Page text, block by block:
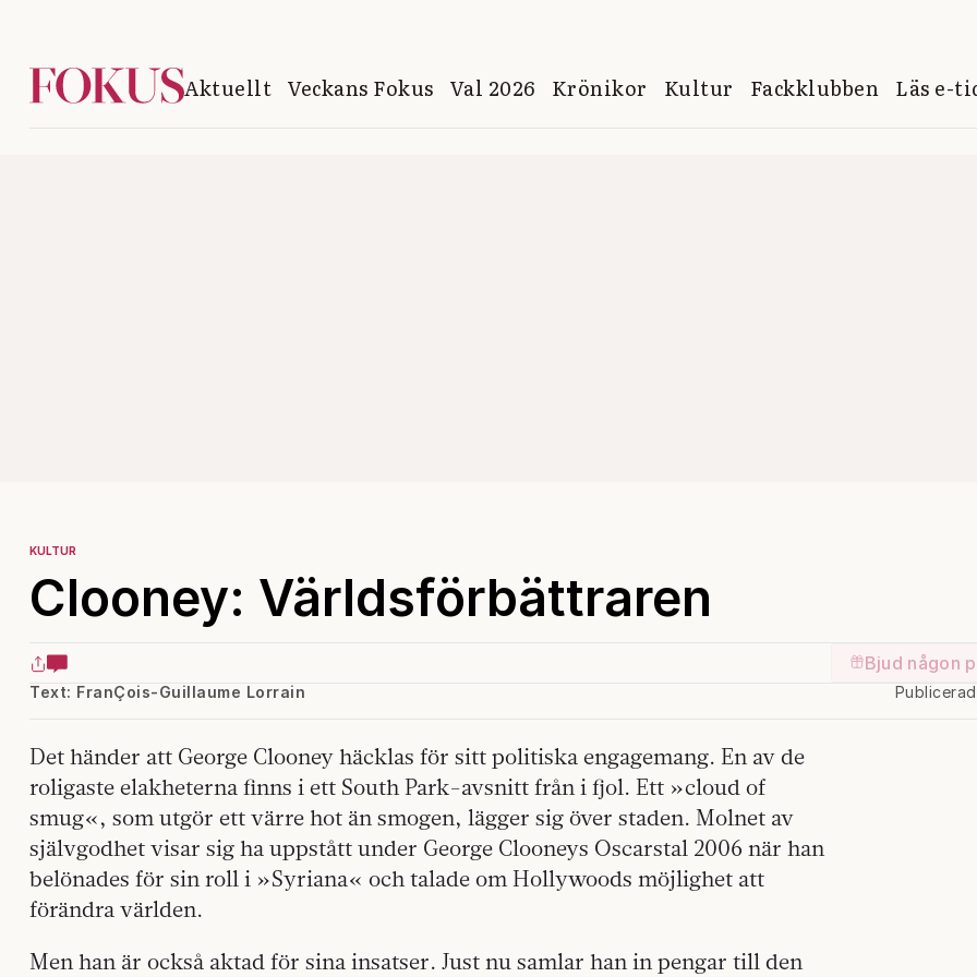
Aktuellt Veckans Fokus Val 2026 Krönikor Kultur Fackklubben Läs e-
KULTUR
Clooney: Världsförbättraren
Bjud någon
Text: FranÇois-Guillaume Lorrain
Det händer att George Clooney häcklas för sitt politiska engagemang. En av de
roligaste elakheterna finns i ett South Park-avsnitt från i fjol. Ett »cloud of
smug«, som utgör ett värre hot än smogen, lägger sig över staden. Molnet av
självgodhet visar sig ha uppstått under George Clooneys Oscarstal 2006 när han
belönades för sin roll i »Syriana« och talade om Hollywoods möjlighet att
förändra världen.
Men han är också aktad för sina insatser. Just nu samlar han in pengar till den